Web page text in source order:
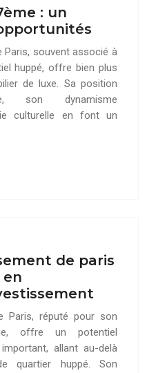
: un
Paris, souvent associé à
huppé, offre bien plus
de luxe. Sa position
son dynamisme
culturelle en font un
de paris
Paris, réputé pour son
offre un potentiel
allant au-delà
quartier huppé. Son